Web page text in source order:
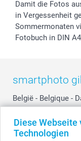
Diese Webseite
Technologien
Damit die Fotos
in Vergessenheit
Sommermonaten
Fotobuch in DIN
smartphoto
België - Belgique -
Switzerland - Suomi
Other Countries